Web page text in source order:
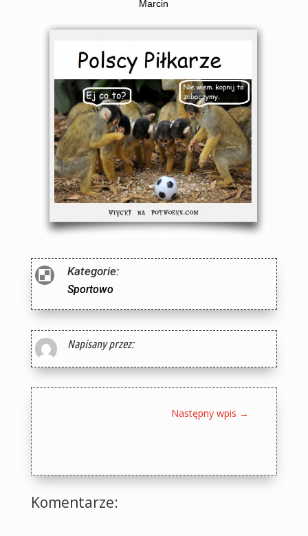
Marcin
 Kategorie:
Sportowo
Napisany przez:
Następny wpis →
Komentarze: